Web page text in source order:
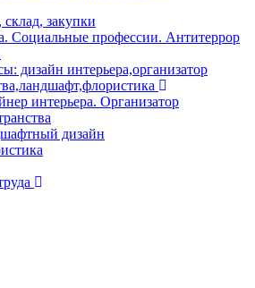
закупки
Социальные профессии. Антитеррор
дизайн интерьера,организатор
интерьера. Организатор
дизайн